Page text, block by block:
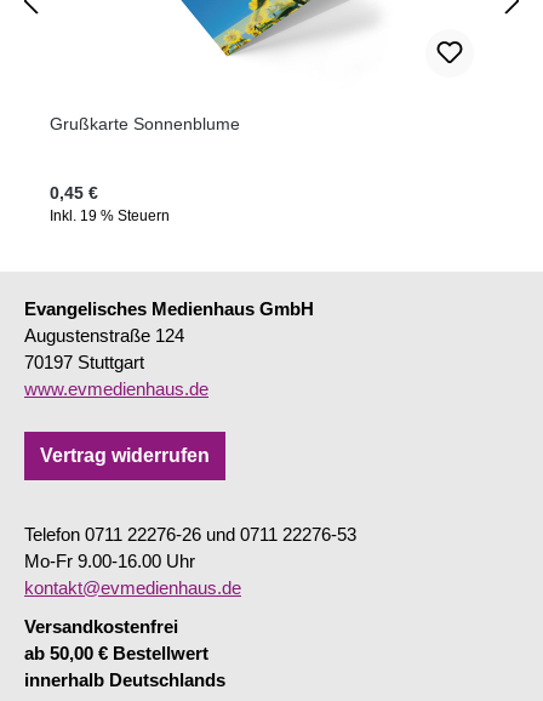
Grußkarte Sonnenblume
Regulärer Preis:
0,45 €
Inkl. 19 % Steuern
Evangelisches Medienhaus GmbH
Augustenstraße 124
70197 Stuttgart
www.evmedienhaus.de
Vertrag widerrufen
Telefon 0711 22276-26 und 0711 22276-53
Mo-Fr 9.00-16.00 Uhr
kontakt@evmedienhaus.de
Versandkostenfrei
ab 50,00 € Bestellwert
innerhalb Deutschlands